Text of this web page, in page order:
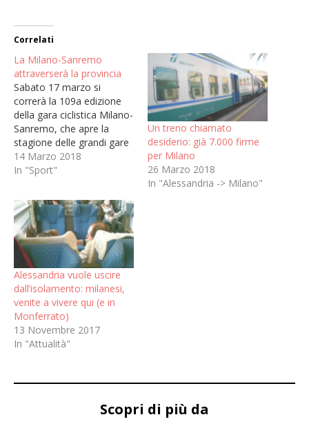
Correlati
La Milano-Sanremo
attraverserà la provincia
Sabato 17 marzo si
correrà la 109a edizione
della gara ciclistica Milano-
Sanremo, che apre la
stagione delle grandi gare
su strada. Il transito in
provincia di Alessandria
arrivando da Voghera,
verso il territorio di
Pontecurone. A Tortona è
previsto il passaggio della
carovana sulla ex S.S.…
14 Marzo 2018
In "Sport"
Un treno chiamato
desiderio: già 7.000 firme
per Milano
26 Marzo 2018
In "Alessandria -> Milano"
Alessandria vuole uscire
dall’isolamento: milanesi,
venite a vivere qui (e in
Monferrato)
13 Novembre 2017
In "Attualità"
Scopri di più da